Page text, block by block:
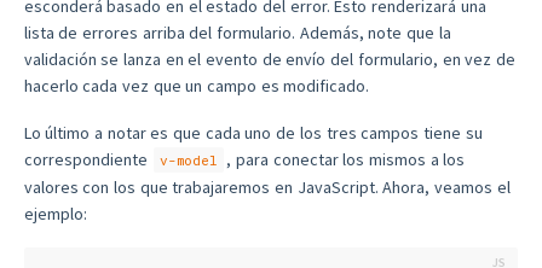
esconderá basado en el estado del error. Esto renderizará una
lista de errores arriba del formulario. Además, note que la
validación se lanza en el evento de envío del formulario, en vez de
hacerlo cada vez que un campo es modificado.
Lo último a notar es que cada uno de los tres campos tiene su
correspondiente
v-model
, para conectar los mismos a los
valores con los que trabajaremos en JavaScript. Ahora, veamos el
ejemplo: